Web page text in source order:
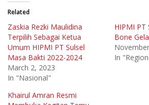
Related
Zaskia Rezki Maulidina
Terpilih Sebagai Ketua
Umum HIPMI PT Sulsel
Masa Bakti 2022-2024
March 2, 2023
In "Nasional"
HIPMI PT
Bone
In
Khairul Amran Resmi